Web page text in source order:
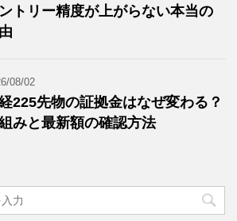
トリー精度が上がらない本当の
08/02
225先物の証拠金はなぜ変わる？
みと最新額の確認方法